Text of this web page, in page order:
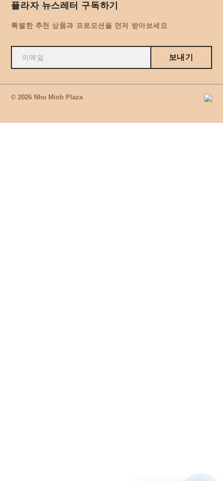
플라자 뉴스레터 구독하기
특별한 추천 상품과 프로모션을 먼저 받아보세요
보내기
© 2026 Nhu Minh Plaza